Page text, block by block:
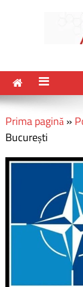
Prima pagină»
București